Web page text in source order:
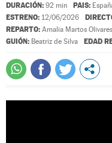
DURACIÓN: 92 min PAIS:
ESTRENO: 12/06/2026
REPARTO: Amalia Martos Olivares
GUIÓN: Beatriz de Silva EDAD